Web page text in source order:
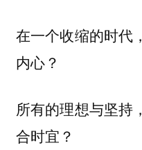
在一个收缩的时代
内心？
所有的理想与坚持
合时宜？